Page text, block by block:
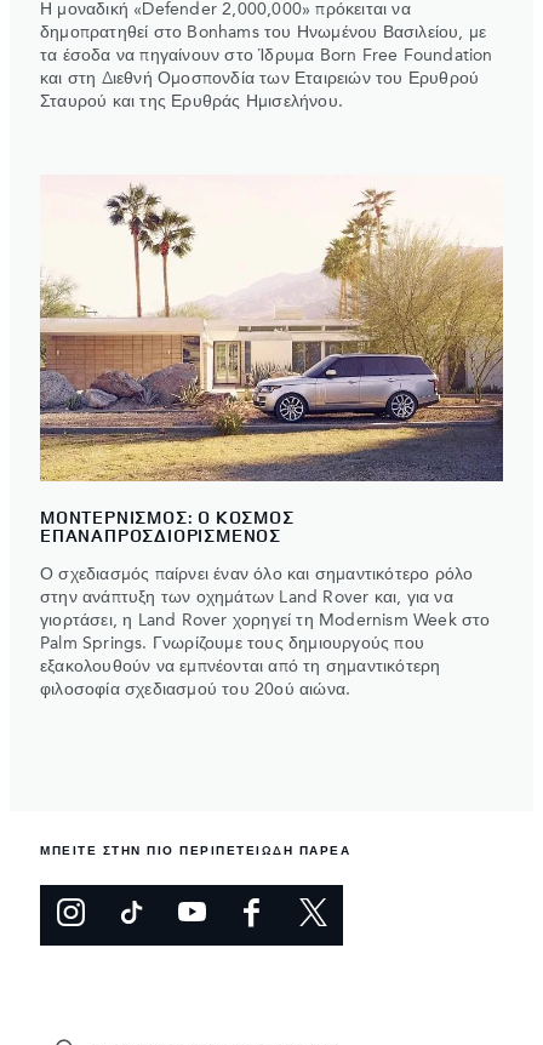
Η μοναδική «Defender 2,000,000» πρόκειται να
δημοπρατηθεί στο Bonhams του Ηνωμένου Βασιλείου, με
τα έσοδα να πηγαίνουν στο Ίδρυμα Born Free Foundation
και στη Διεθνή Ομοσπονδία των Εταιρειών του Ερυθρού
Σταυρού και της Ερυθράς Ημισελήνου.
ΜΟΝΤΕΡΝΙΣΜΟΣ: Ο ΚΟΣΜΟΣ
ΕΠΑΝΑΠΡΟΣΔΙΟΡΙΣΜΕΝΟΣ
Ο σχεδιασμός παίρνει έναν όλο και σημαντικότερο ρόλο
στην ανάπτυξη των οχημάτων Land Rover και, για να
γιορτάσει, η Land Rover χορηγεί τη Modernism Week στο
Palm Springs. Γνωρίζουμε τους δημιουργούς που
εξακολουθούν να εμπνέονται από τη σημαντικότερη
φιλοσοφία σχεδιασμού του 20ού αιώνα.
ΜΠΕΙΤΕ ΣΤΗΝ ΠΙΟ ΠΕΡΙΠΕΤΕΙΩΔΗ ΠΑΡΕΑ